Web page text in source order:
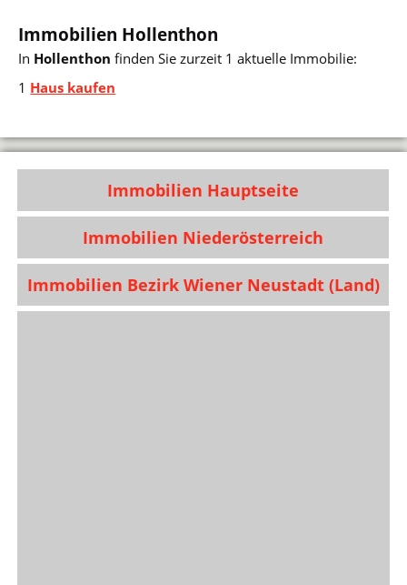
Immobilien Hollenthon
In Hollenthon finden Sie zurzeit 1 aktuelle Immobilie:
1 Haus kaufen
Immobilien Hauptseite
Immobilien Niederösterreich
Immobilien Bezirk Wiener Neustadt (Land)